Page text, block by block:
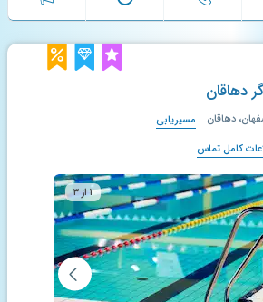
دهاقان
دهاقان مسیریابی
کامل تماس
۱ از ۳